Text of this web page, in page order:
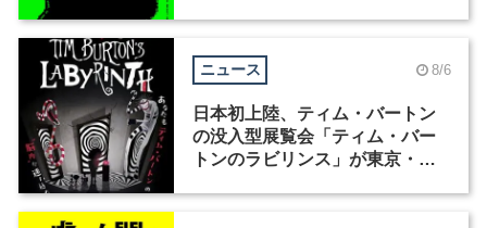
ニュース 8/6
日本初上陸、ティム・バートン
の没入型展覧会「ティム・バー
トンのラビリンス」が東京・豊